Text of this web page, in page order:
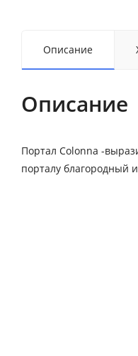
Описание
Описание
Портал Colonna -
порталу благородный